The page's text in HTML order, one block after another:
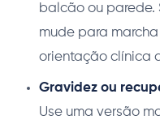
balcão ou parede.
mude para
orientação clínica
Gravidez ou
Use uma versão